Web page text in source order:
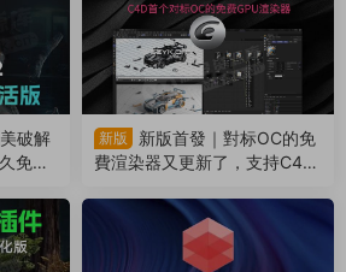
破解
免費
新版
新版首發｜對标OC的免
費渲染器又更新了，支持C4D